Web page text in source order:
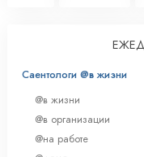
Саентологи @в жизни
@в жизни
@в организации
@на работе